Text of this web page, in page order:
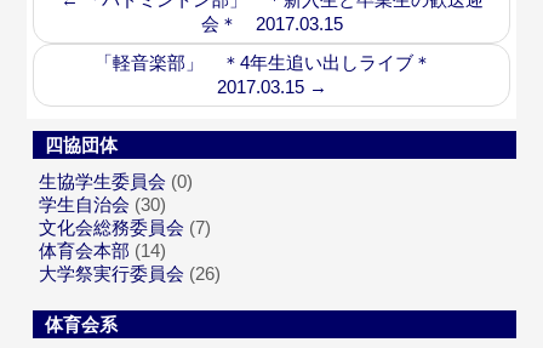
会＊ 2017.03.15
「軽音楽部」 ＊4年生追い出しライブ＊
2017.03.15 →
四協団体
生協学生委員会 (0)
学生自治会 (30)
文化会総務委員会 (7)
体育会本部 (14)
大学祭実行委員会 (26)
体育会系